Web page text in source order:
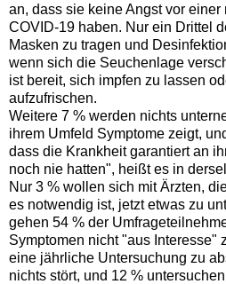
an, dass sie keine Angst vor
COVID-19 haben. Nur ein Drittel
Masken zu tragen und
wenn sich die Seuchenlage
ist bereit, sich impfen zu lassen
aufzufrischen.
Weitere 7 % werden nichts
ihrem Umfeld Symptome zeigt,
dass die Krankheit garantiert an
noch nie hatten", heißt es in
Nur 3 % wollen sich mit Ärzten,
es notwendig ist, jetzt etwas zu
gehen 54 % der
Symptomen nicht "aus Interesse"
eine jährliche Untersuchung zu
nichts stört, und 12 %